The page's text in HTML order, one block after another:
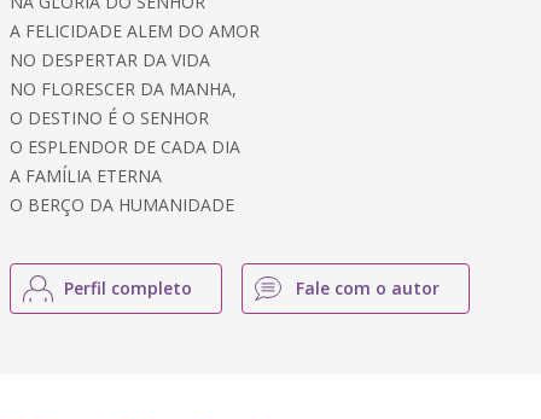
A FELICIDADE ALEM DO AMOR
NO DESPERTAR DA VIDA
NO FLORESCER DA MANHA,
O DESTINO É O SENHOR
O ESPLENDOR DE CADA DIA
A FAMÍLIA ETERNA
O BERÇO DA HUMANIDADE
Perfil completo Fale com o autor